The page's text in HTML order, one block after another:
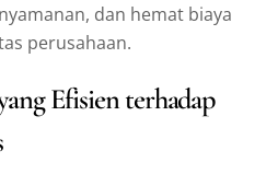
dan hemat biaya
perusahaan.
Efisien terhadap